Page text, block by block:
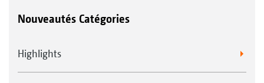
Nouveautés Catégories
Highlights